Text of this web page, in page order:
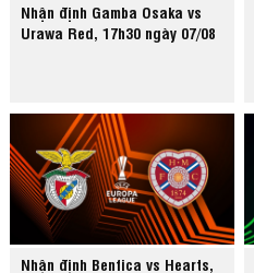
Nhận định Gamba Osaka vs
Urawa Red, 17h30 ngày 07/08
Nhận định Benfica vs Hearts,